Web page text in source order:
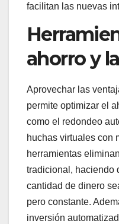
facilitan las nuevas
ahorro y
Aprovechar las
permite optimizar el
como el redondeo
huchas virtuales con
herramientas
tradicional, haciendo
cantidad de dinero
pero constante.
inversión